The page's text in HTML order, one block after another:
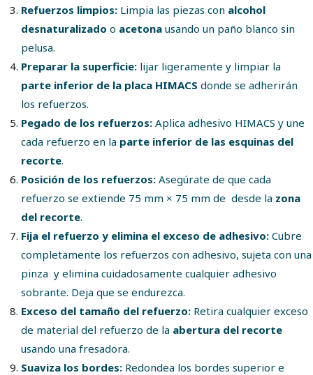
Refuerzos limpios: Limpia las piezas con alcohol
desnaturalizado o acetona usando un paño blanco sin
pelusa.
Preparar la superficie: lijar ligeramente y limpiar la
parte inferior de la placa HIMACS donde se adherirán
los refuerzos.
Pegado de los refuerzos: Aplica adhesivo HIMACS y une
cada refuerzo en la parte inferior de las esquinas del
recorte.
Posición de los refuerzos: Asegúrate de que cada
refuerzo se extiende 75 mm × 75 mm de desde la zona
del recorte.
Fija el refuerzo y elimina el exceso de adhesivo: Cubre
completamente los refuerzos con adhesivo, sujeta con una
pinza y elimina cuidadosamente cualquier adhesivo
sobrante. Deja que se endurezca.
Exceso del tamaño del refuerzo: Retira cualquier exceso
de material del refuerzo de la abertura del recorte
usando una fresadora.
Suaviza los bordes: Redondea los bordes superior e